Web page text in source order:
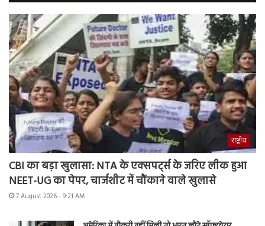
राष्ट्रीय
CBI का बड़ा खुलासा: NTA के एक्सपर्ट्स के जरिए लीक हुआ
NEET-UG का पेपर, चार्जशीट में चौंकाने वाले खुलासे
7 August 2026 - 9:21 AM